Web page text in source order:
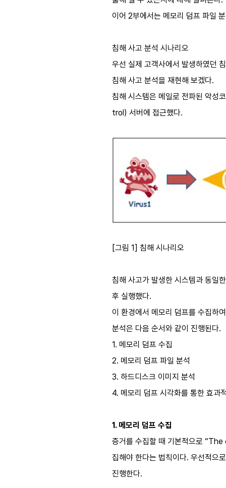
이어 2부에서는 메모리 덤프 파일
침해 사고 분석 시나리오
우선 실제 고객사에서 발생하였던
침해 사고 분석을 재현해 보겠다.
침해 시스템은 메일로 전파된 악성
trol) 서버에 접근했다.
[그림 1] 침해 시나리오
침해 사고가 발생한 시스템과 동일
후 실행했다.
이 환경에서 메모리 덤프를 수집하
분석은 다음 순서와 같이 진행된다.
1. 메모리 덤프 수집
2. 메모리 덤프 파일 분석
3. 하드디스크 이미지 분석
4. 메모리 덤프 시각화를 통한 효과
1. 메모리 덤프 수집
증거를 수집할 때 기본적으로
집해야 한다는 법칙이다. 우선적으
진행한다.